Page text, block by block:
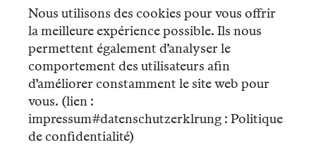
Akademie der Künste, Freie Universität Berlin,
Humboldt-Universität, Goethe-Universität
Frankfurt, IWM Vienna, Harvard, Princeton, Yale,
«Hier ist ein Organ geschaffen worden für
Autoren, von denen man schon einiges lesen, aber
vielleicht noch mehr hören konnte: örtlich mobile
Nous utilisons des cookies pour vous offrir
la meilleure expérience possible. Ils nous
permettent également d’analyser le
comportement des utilisateurs afin
d’améliorer constamment le site web pour
vous. (lien :
impressum#datenschutzerklrung : Politique
de confidentialité)